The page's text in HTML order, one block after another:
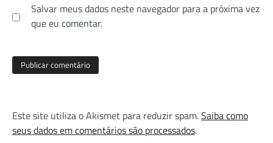
Salvar meus dados neste navegador para a próxima vez
que eu comentar.
Este site utiliza o Akismet para reduzir spam.Saiba como
seus dados em comentários são processados.